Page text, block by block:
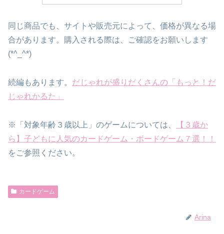
同じ商品でも、サイトや販売元によって、価格が異なる場
合があります。購入される際は、ご確認をお願いします
(*^_^*)
続編もあります。 だじゃれが盛りだくさんの「もっと！だ
じゃれかるた」
※「対象年齢３歳以上」のゲームについては、
【３歳か
ら】子どもに人気のカードゲーム・ボードゲーム７選！！
をご参照ください。
カードゲーム
Arina